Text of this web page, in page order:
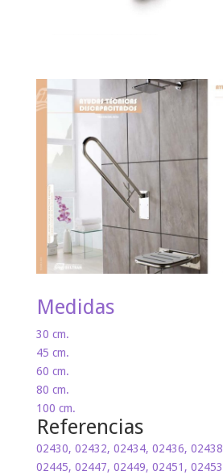
Medidas
30 cm.
45 cm.
60 cm.
80 cm.
100 cm.
Referencias
02430, 02432, 02434, 02436, 02438
02445, 02447, 02449, 02451, 02453